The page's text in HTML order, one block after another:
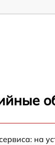
на